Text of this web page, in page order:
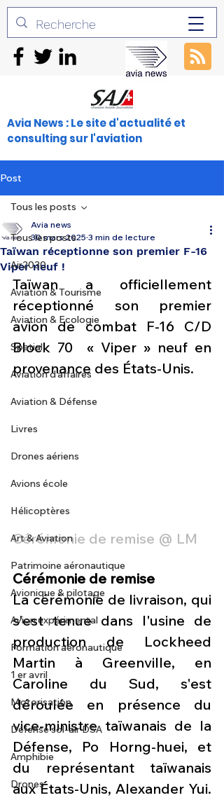
Avia News : Le site d'actualité et
consulting sur l'aviation
Post
Tous les posts
Air2030
Aviation & Tourisme
Aviation & Ecologie
Spatial
Aviation d'affaires
Aviation & Défense
Livres
Drones aériens
Avions école
Hélicoptères
Art & Aviation
Patrimoine aéronautique
Avionique & pilotage
Avion expérimental
Formation aéronautique
1 er avril
Motorisation
Défense sol-air DSA
Amphibie
Drones
Tous les posts
Taïwan réceptionne son premier F-16
Viper neuf !
Avia news
30 mars 2025 3 min de lecture
Taïwan a officiellement
réceptionné son premier
avion de combat F-16 C/D
Block 70  « Viper » neuf en
provenance des États-Unis.
Cérémonie de remise @ LM
Cérémonie de remise
La cérémonie de livraison, qui
s'est tenue dans l'usine de
production de Lockheed
Martin à Greenville, en
Caroline du Sud, s'est
déroulée en présence du
vice-ministre taïwanais de la
Défense, Po Horng-huei, et
du représentant taïwanais
aux États-Unis, Alexander Yui.